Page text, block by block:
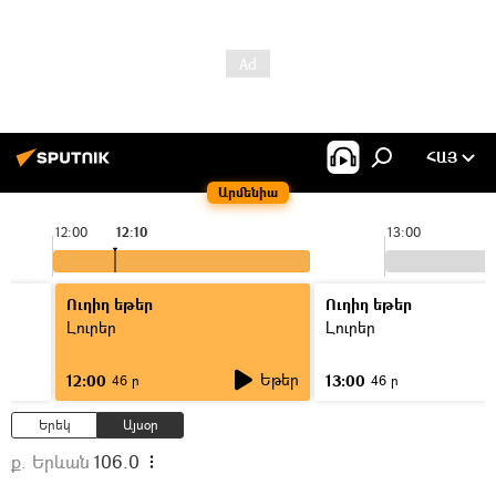
Արմենիա
ՀԱՅ
12:00 13:00
12:10
Ուղիղ եթեր
Լուրեր
12:00 46 ր Եթեր
Ուղիղ եթեր
Լուրեր
13:00 46 ր
Երեկ Այսօր
ք. Երևան 106.0